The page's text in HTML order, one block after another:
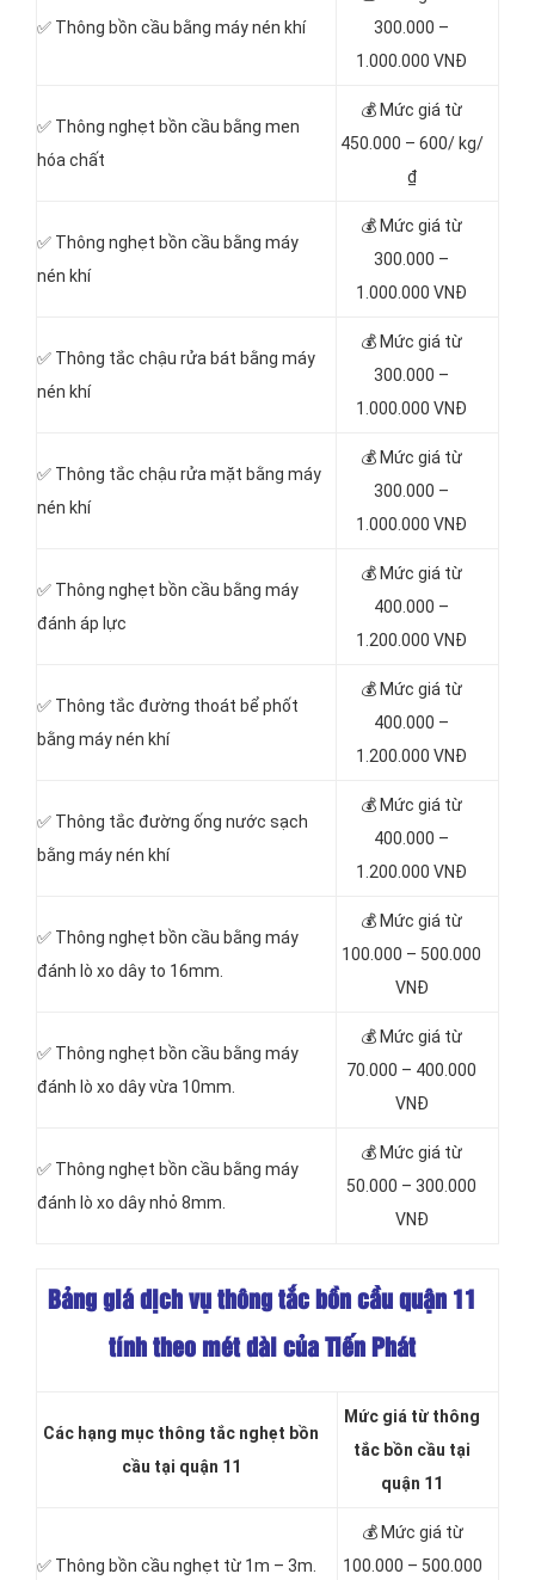
✅ Thông bồn cầu bằng máy nén khí
300 .000 –
1.000.000 VNĐ
✅ Thông nghẹt bồn cầu bằng men
hóa chất
💰 Mức giá từ
450.000 – 600/ kg/
₫
✅ Thông nghẹt bồn cầu bằng máy
nén khí
💰 Mức giá từ
300 .000 –
1.000.000 VNĐ
✅ Thông tắc chậu rửa bát bằng máy
nén khí
💰 Mức giá từ
300 .000 –
1.000.000 VNĐ
✅ Thông tắc chậu rửa mặt bằng máy
nén khí
💰 Mức giá từ
300 .000 –
1.000.000 VNĐ
✅ Thông nghẹt bồn cầu bằng máy
đánh áp lực
💰 Mức giá từ
400 .000 –
1.200.000 VNĐ
✅ Thông tắc đường thoát bể phốt
bằng máy nén khí
💰 Mức giá từ
400 .000 –
1.200.000 VNĐ
✅ Thông tắc đường ống nước sạch
bằng máy nén khí
💰 Mức giá từ
400 .000 –
1.200.000 VNĐ
✅ Thông nghẹt bồn cầu bằng máy
đánh lò xo dây to 16mm.
💰 Mức giá từ
100.000 – 500.000
VNĐ
✅ Thông nghẹt bồn cầu bằng máy
đánh lò xo dây vừa 10mm.
💰 Mức giá từ
70.000 – 400.000
VNĐ
✅ Thông nghẹt bồn cầu bằng máy
đánh lò xo dây nhỏ 8mm.
💰 Mức giá từ
50.000 – 300.000
VNĐ
Bảng giá dịch vụ thông tắc bồn cầu quận 11
tính theo mét dài của Tiến Phát
Các hạng mục thông tắc nghẹt bồn
cầu tại quận 11
Mức giá từ thông
tắc bồn cầu tại
quận 11
✅ Thông bồn cầu nghẹt từ 1m – 3m.
💰 Mức giá từ
100.000 – 500.000